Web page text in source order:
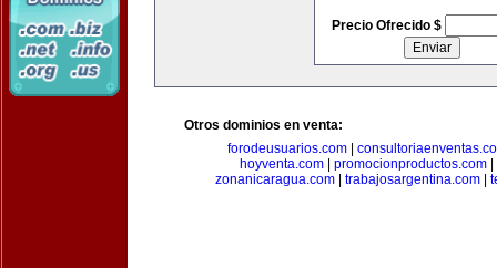
Precio Ofrecido $
Otros dominios en venta:
forodeusuarios.com
hoyventa.com| promocionproductos.com|
zonanicaragua.com
trabajosargentina.com